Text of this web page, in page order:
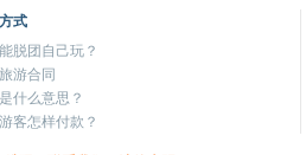
式
脱团自己玩？
游合同
什么意思？
客怎样付款？